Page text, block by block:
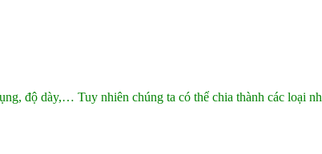
độ dày,… Tuy nhiên chúng ta có thể chia thành các loại